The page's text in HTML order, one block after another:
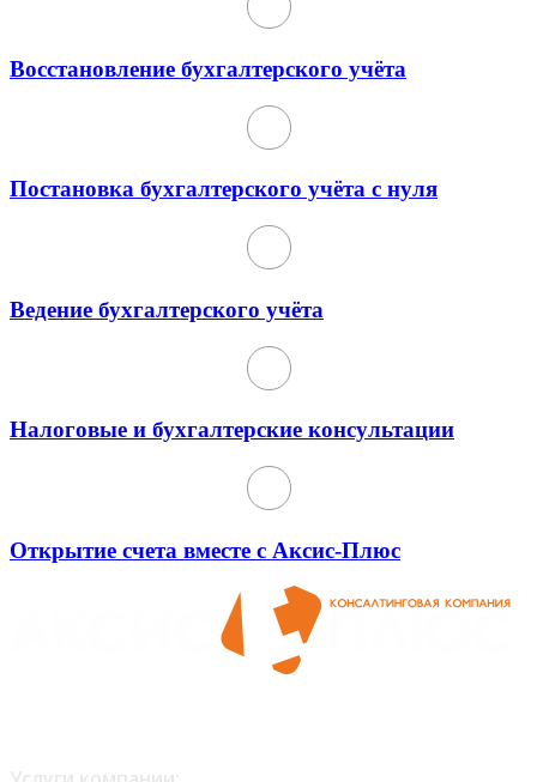
Восстановление бухгалтерского учёта
Постановка бухгалтерского учёта с нуля
Ведение бухгалтерского учёта
Налоговые и бухгалтерские консультации
Открытие счета вместе с Аксис-Плюс